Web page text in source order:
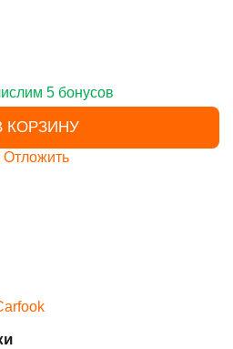
5 бонусов
КОРЗИНУ
Отложить